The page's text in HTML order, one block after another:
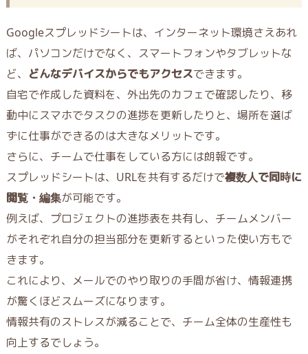
Googleスプレッドシートは、インターネット環境さえあれ
ば、パソコンだけでなく、スマートフォンやタブレットな
ど、 どんなデバイスからでもアクセスできます。
自宅で作成した資料を、外出先のカフェで確認したり、移
動中にスマホでタスクの進捗を更新したりと、場所を選ば
ずに仕事ができるのは大きなメリットです。
さらに、チームで仕事をしている方には朗報です。
スプレッドシートは、URLを共有するだけで複数人で同時に
閲覧・編集が可能です。
例えば、プロジェクトの進捗表を共有し、チームメンバー
がそれぞれ自分の担当部分を更新するといった使い方もで
きます。
これにより、メールでのやり取りの手間が省け、情報連携
が驚くほどスムーズになります。
情報共有のストレスが減ることで、チーム全体の生産性も
向上するでしょう。